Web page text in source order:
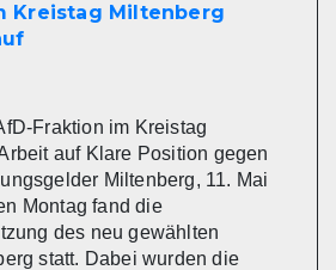
Kreistag Miltenberg
Fraktion im Kreistag
auf Klare Position gegen
Miltenberg, 11. Mai
Montag fand die
des neu gewählten
statt. Dabei wurden die